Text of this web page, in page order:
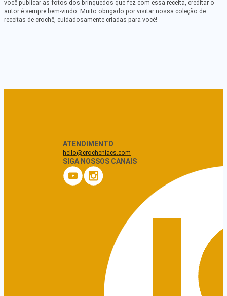
você publicar as fotos dos brinquedos que fez com essa receita, creditar o
autor é sempre bem-vindo. Muito obrigado por visitar nossa coleção de
receitas de crochê, cuidadosamente criadas para você!
ATENDIMENTO
hello@crocheniacs.com
SIGA NOSSOS CANAIS